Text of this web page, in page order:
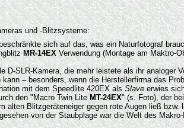
und -Blitzsysteme:
sich auf das, was ein Naturfotograf
MR-14EXVerwendung (Montage am Maktro-
D-SLR-Kamera, die mehr leistete als ihr analoger
– besonders, wenn die Herstellerfirma das
mit dem Speedlite 420EX alsSlaveerwies
den "Macro Twin LiteMT-24EX" (s. Foto), der
Blitzgeräteneiger gegen rote Augen ließ bzw.
von der Staubplage war die Welt des